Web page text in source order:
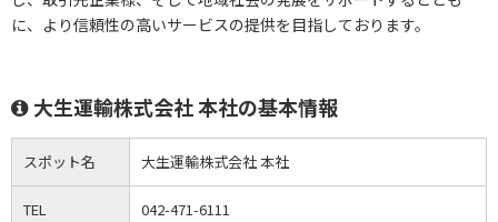
に、より信頼性の高いサービスの提供を目指しております。
大生運輸株式会社 本社の基本情報
スポット名 大生運輸株式会社 本社
TEL 042-471-6111